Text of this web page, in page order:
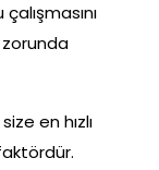
en hızlı